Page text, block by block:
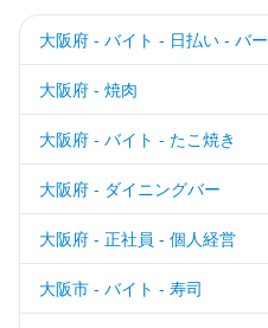
大阪府 - バイト - 日払い - バー
大阪府 - 焼肉
大阪府 - バイト - たこ焼き
大阪府 - ダイニングバー
大阪府 - 正社員 - 個人経営
大阪市 - バイト - 寿司